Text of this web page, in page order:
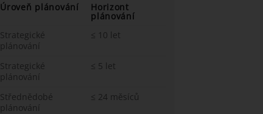
Úroveň plánování Horizont
plánování
Strategické
plánování
≤ 10 let
Strategické
plánování
≤ 5 let
Střednědobé
plánování
≤ 24 měsíců